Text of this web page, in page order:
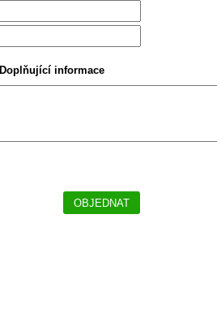
Doplňující informace